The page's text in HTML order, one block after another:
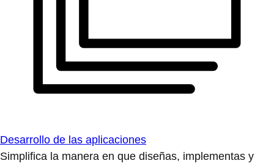
Desarrollo de las aplicaciones
Simplifica la manera en que diseñas, implementas y